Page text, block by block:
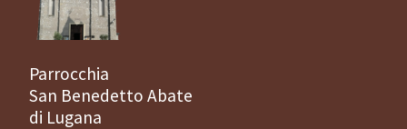
Parrocchia
San Benedetto Abate
di Lugana